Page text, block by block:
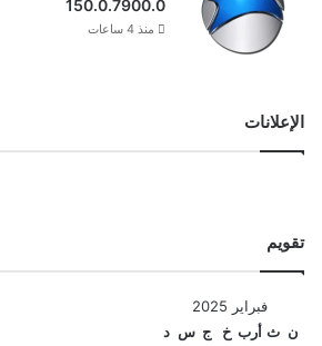
150.0.7900.0
منذ 4 ساعات
الإعلانات
تقويم
فبراير 2025
ن ث أرب خ ج س د